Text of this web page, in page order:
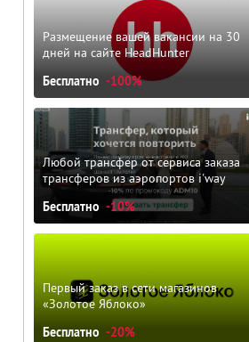
Размещение вашей вакансии на 30
дней на сайте HeadHunter
Бесплатно -100%
Любой трансфер от сервиса заказа
трансферов из аэропортов i'way
Бесплатно -10%
Первый заказ в сети магазинов
«Золотое Яблоко»
Бесплатно -20%